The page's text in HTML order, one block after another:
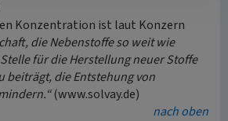
Konzentration ist laut Konzern
die Nebenstoffe so weit wie
für die Herstellung neuer Stoffe
beiträgt, die Entstehung von
(www.solvay.de)
nach oben